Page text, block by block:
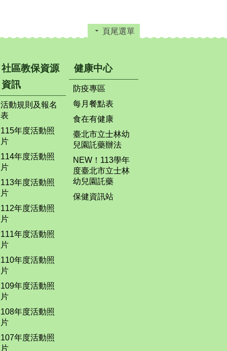
頁尾選單
社區教保資源
資訊
活動規則及報名
表
115年度活動照
片
114年度活動照
片
113年度活動照
片
112年度活動照
片
111年度活動照
片
110年度活動照
片
109年度活動照
片
108年度活動照
片
107年度活動照
片
健康中心
防疫專區
每月餐點表
食在有健康
臺北市立士林幼
兒園託藥辦法
NEW！113學年
度臺北市立士林
幼兒園託藥
保健資訊站